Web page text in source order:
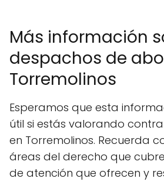
Más información
despachos de
Torremolinos
Esperamos que esta
útil si estás valorando
en Torremolinos. Recuerda
áreas del derecho que
de atención que ofrecen y